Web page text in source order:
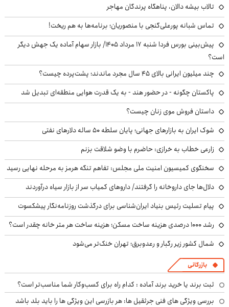
تالاب بیشه دالان، پناهگاه پرندگان مهاجر
تماس شبانه پورعلی‌گنجی با منصوریان؛ برنامه‌ها به هم ریخت!
پیش‌بینی بورس فردا شنبه ۱۷ مرداد ۱۴۰۵/ بازار سهام آماده یک جهش دیگر
است؟
چند میلیون ایرانی بالای ۴۵ سال مجرد ماندند؛ پشت‌پرده چیست؟
پاکستان چگونه - در حضور هند - به یک قدرت هوایی منطقه‌ای تبدیل شد
داستان فروش موی زنان چیست؟
شوک ایران به بازارهای جهانی؛ پایان سلطه ۵۰ ساله دلارهای نفتی
زارعی خطاب به خرازی: حاضرم با وضو شلاقت بزنم
سخنگوی کمیسیون امنیت ملی مجلس: تفاهم تنگه هرمز به مرحله نهایی رسید
دلال‌ها جای داروخانه را گرفتند/ داروهای کمیاب سر از بازار سیاه درآوردند
پیام تسلیت رئیس بنیاد ایران‌شناسی برای درگذشت روزنامه‌نگار پیشکسوت
رشد ۱۰۰۰ درصدی هزینه ساخت مسکن؛ هزینه ساخت هر متر خانه چقدر است؟
شمال کشور زیر رگبار و رعدوبرق؛ تهران خنک‌تر می‌شود
بازرگانی
ثبت برند یا خرید برند آماده : کدام راه برای کسب‌وکار شما مناسب‌تر است؟
بررسی ویژگی های فنی جرثقیل ها: هر بازرسی این ویژگی ها را باید بلد باشد